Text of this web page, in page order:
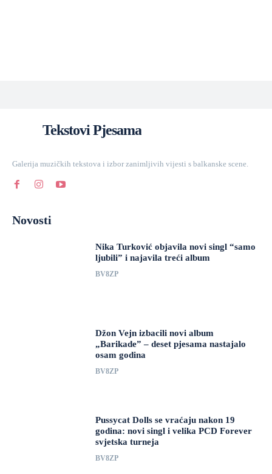
Tekstovi Pjesama
Galerija muzičkih tekstova i izbor zanimljivih vijesti s balkanske scene.
Novosti
Nika Turković objavila novi singl “samo
ljubili” i najavila treći album
BV8ZP
Džon Vejn izbacili novi album
„Barikade” – deset pjesama nastajalo
osam godina
BV8ZP
Pussycat Dolls se vraćaju nakon 19
godina: novi singl i velika PCD Forever
svjetska turneja
BV8ZP